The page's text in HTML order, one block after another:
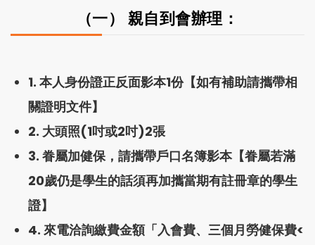
（一） 親自到會辦理：
1. 本人身份證正反面影本1份【如有補助請攜帶相
關證明文件】
2. 大頭照(1吋或2吋)2張
3. 眷屬加健保，請攜帶戶口名簿影本【眷屬若滿
20歲仍是學生的話須再加攜當期有註冊章的學生
證】
4. 來電洽詢繳費金額「入會費、三個月勞健保費<